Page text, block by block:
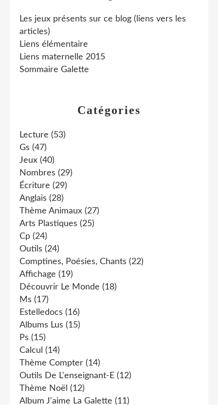
Catégories
Lecture (53)
Gs (47)
Jeux (40)
Nombres (29)
Écriture (29)
Anglais (28)
Thème Animaux (27)
Arts Plastiques (25)
Cp (24)
Outils (24)
Comptines, Poésies, Chants (22)
Affichage (19)
Découvrir Le Monde (18)
Ms (17)
Estelledocs (16)
Albums Lus (15)
Ps (15)
Calcul (14)
Thème Compter (14)
Outils De L'enseignant-E (12)
Thème Noël (12)
Album J'aime La Galette (11)
Les jeux présents sur ce blog (liens vers les
articles)
Liens élémentaire
Liens maternelle 2015
Sommaire Galette